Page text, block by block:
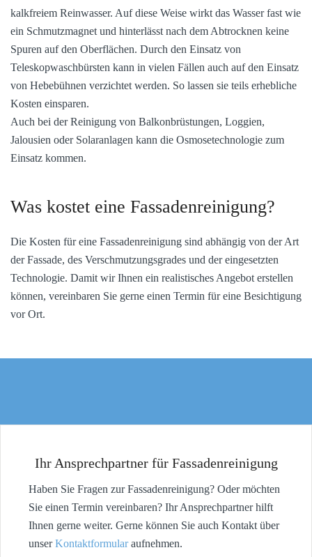
kalkfreiem Reinwasser. Auf diese Weise wirkt das Wasser fast wie
ein Schmutzmagnet und hinterlässt nach dem Abtrocknen keine
Spuren auf den Oberflächen. Durch den Einsatz von
Teleskopwaschbürsten kann in vielen Fällen auch auf den Einsatz
von Hebebühnen verzichtet werden. So lassen sie teils erhebliche
Kosten einsparen.
Auch bei der Reinigung von Balkonbrüstungen, Loggien,
Jalousien oder Solaranlagen kann die Osmosetechnologie zum
Einsatz kommen.
Was kostet eine Fassadenreinigung?
Die Kosten für eine Fassadenreinigung sind abhängig von der Art
der Fassade, des Verschmutzungsgrades und der eingesetzten
Technologie. Damit wir Ihnen ein realistisches Angebot erstellen
können, vereinbaren Sie gerne einen Termin für eine Besichtigung
vor Ort.
Ihr Ansprechpartner für Fassadenreinigung
Haben Sie Fragen zur Fassadenreinigung? Oder möchten
Sie einen Termin vereinbaren? Ihr Ansprechpartner hilft
Ihnen gerne weiter. Gerne können Sie auch Kontakt über
unserKontaktformularaufnehmen.